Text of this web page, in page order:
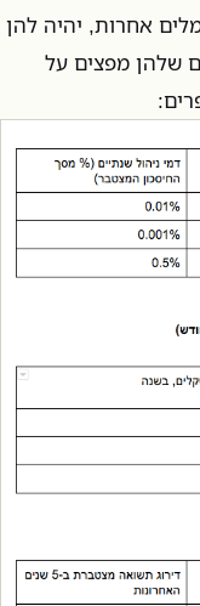
אחרות, יהיה להן
שלהן מפצים על